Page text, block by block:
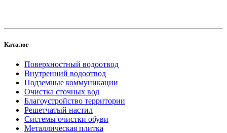
Каталог
Поверхностный водоотвод
Внутренний водоотвод
Подземные коммуникации
Очистка сточных вод
Благоустройство территории
Решетчатый настил
Системы очистки обуви
Металлическая плитка